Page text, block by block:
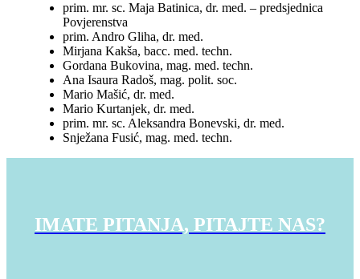
prim. mr. sc. Maja Batinica, dr. med. – predsjednica
Povjerenstva
prim. Andro Gliha, dr. med.
Mirjana Kakša, bacc. med. techn.
Gordana Bukovina, mag. med. techn.
Ana Isaura Radoš, mag. polit. soc.
Mario Mašić, dr. med.
Mario Kurtanjek, dr. med.
prim. mr. sc. Aleksandra Bonevski, dr. med.
Snježana Fusić, mag. med. techn.
IMATE PITANJA, PITAJTE NAS?